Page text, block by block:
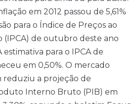
em 2012 passou de 5,61%
para o Índice de Preços ao
(IPCA) de outubro deste ano
estimativa para o IPCA de
em 0,50%. O mercado
a projeção de
Interno Bruto (PIB) em